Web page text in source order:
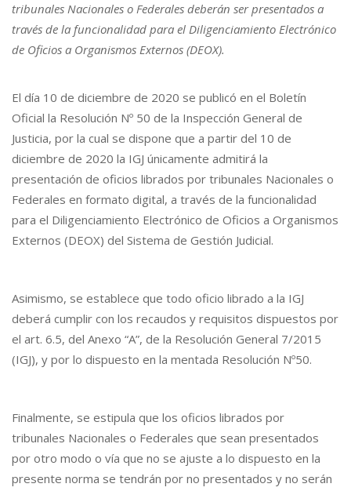
tribunales Nacionales o Federales deberán ser presentados a
través de la funcionalidad para el Diligenciamiento Electrónico
de Oficios a Organismos Externos (DEOX).
El día 10 de diciembre de 2020 se publicó en el Boletín
Oficial la Resolución Nº 50 de la Inspección General de
Justicia, por la cual se dispone que a partir del 10 de
diciembre de 2020 la IGJ únicamente admitirá la
presentación de oficios librados por tribunales Nacionales o
Federales en formato digital, a través de la funcionalidad
para el Diligenciamiento Electrónico de Oficios a Organismos
Externos (DEOX) del Sistema de Gestión Judicial.
Asimismo, se establece que todo oficio librado a la IGJ
deberá cumplir con los recaudos y requisitos dispuestos por
el art. 6.5, del Anexo “A”, de la Resolución General 7/2015
(IGJ), y por lo dispuesto en la mentada Resolución Nº50.
Finalmente, se estipula que los oficios librados por
tribunales Nacionales o Federales que sean presentados
por otro modo o vía que no se ajuste a lo dispuesto en la
presente norma se tendrán por no presentados y no serán